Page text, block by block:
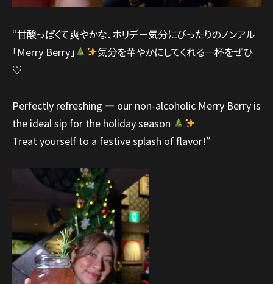
“甘酸っぱくて爽やかな、ホリデー気分にぴったりのノンアル
「Merry Berry」
気分を華やかにしてくれる一杯をぜひ
♡
Perfectly refreshing — our non-alcoholic Merry Berry is
the ideal sip for the holiday season
Treat yourself to a festive splash of flavor!”